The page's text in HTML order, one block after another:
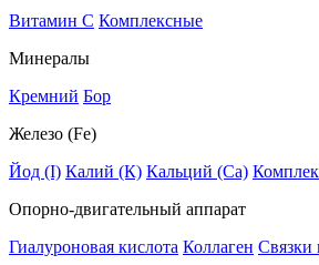
Витамин C Комплексные
Минералы
Кремний Бор
Железо (Fe)
Йод (I) Калий (К) Кальций (Са)
Опорно-двигательный аппарат
Гиалуроновая кислота Коллаген Связки